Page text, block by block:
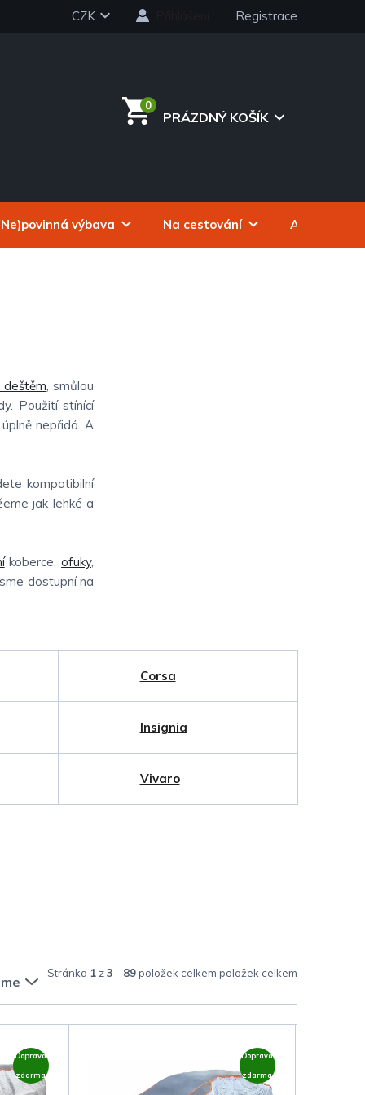
CZK Registrace
PRÁZDNÝ KOŠÍK
výbava Na cestování
deštěm, smůlou
Použití stínící
nepřidá. A
kompatibilní
jak lehké a
koberce,ofuky,
dostupní na
Corsa
Insignia
Vivaro
Stránka 1 z3 - 89položek celkem
Doprava
zdarma
Doprava
zdarma